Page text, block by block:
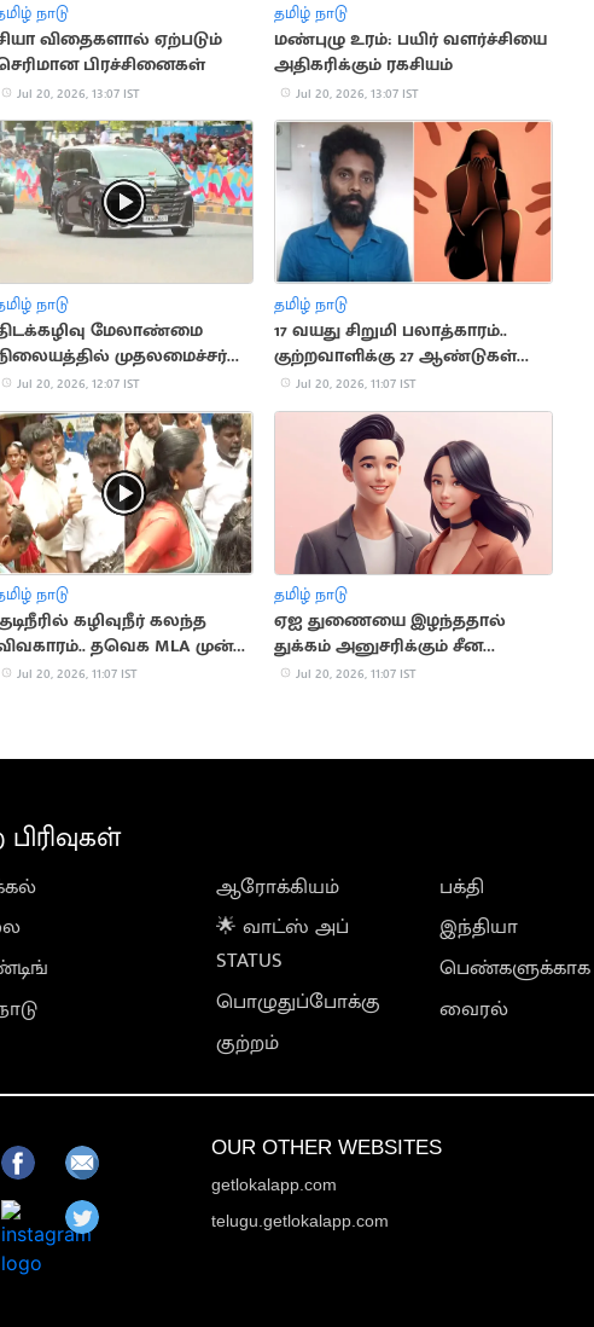
நாடு
விதைகளால் ஏற்படும்
பிரச்சினைகள்
Jul 20, 2026, 13:07 IST
தமிழ் நாடு
மண்புழு உரம்: பயிர் வளர்ச்சியை
அதிகரிக்கும் ரகசியம்
Jul 20, 2026, 13:07 IST
நாடு
மேலாண்மை
முதலமைச்சர்
விஜய் ஆய்வு
Jul 20, 2026, 12:07 IST
தமிழ் நாடு
17 வயது சிறுமி பலாத்காரம்..
குற்றவாளிக்கு 27 ஆண்டுகள்
சிறை
Jul 20, 2026, 11:07 IST
நாடு
கழிவுநீர் கலந்த
தவெக MLA முன்
நடந்த மோதல்
Jul 20, 2026, 11:07 IST
தமிழ் நாடு
ஏஐ துணையை இழந்ததால்
துக்கம் அனுசரிக்கும் சீன
இளைஞர்கள்
Jul 20, 2026, 11:07 IST
ஆரோக்கியம்
🌟 வாட்ஸ் அப்
STATUS
பொழுதுப்போக்கு
குற்றம்
பக்தி
இந்தியா
பெண்களுக்காக
வைரல்
OUR OTHER WEBSITES
getlokalapp.com
telugu.getlokalapp.com